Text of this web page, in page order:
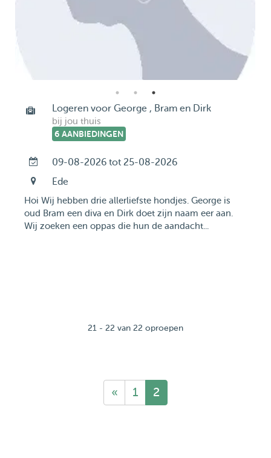
Logeren voor George , Bram en Dirk
bij jou thuis
6 AANBIEDINGEN
09-08-2026 tot 25-08-2026
Ede
Hoi Wij hebben drie allerliefste hondjes. George is
oud Bram een diva en Dirk doet zijn naam eer aan.
Wij zoeken een oppas die hun de aandacht...
21 - 22 van 22 oproepen
« 1 2